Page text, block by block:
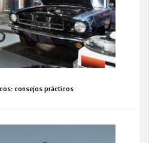
consejos prácticos